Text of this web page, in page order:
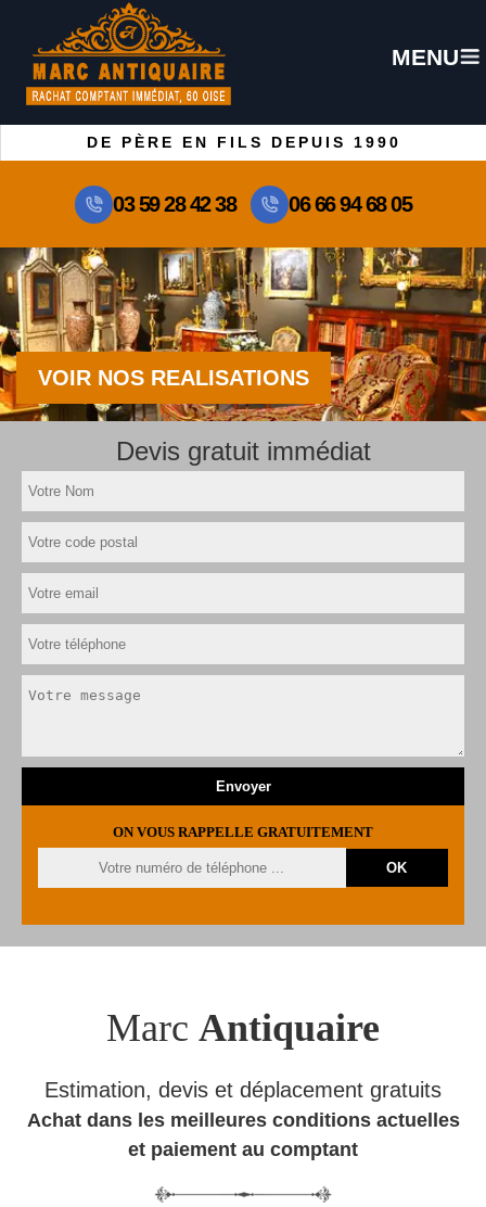
MENU
DE PÈRE EN FILS DEPUIS 1990
03 59 28 42 38 06 66 94 68 05
VOIR NOS REALISATIONS
Devis gratuit immédiat
ON VOUS RAPPELLE GRATUITEMENT
Marc Antiquaire
Estimation, devis et déplacement gratuits
Achat dans les meilleures conditions actuelles
et paiement au comptant